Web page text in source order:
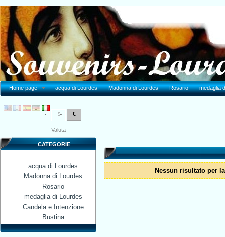
Home page acqua di Lourdes Madonna di Lourdes Rosario medaglia
$ €
Valuta
CATEGORIE
acqua di Lourdes
Madonna di Lourdes
Rosario
medaglia di Lourdes
Candela e Intenzione
Bustina
Nessun risultato per